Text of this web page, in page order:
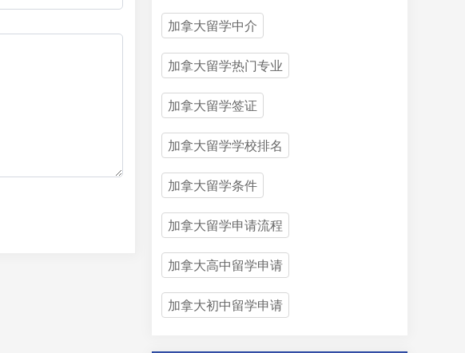
加拿大留学中介
加拿大留学热门专业
加拿大留学签证
加拿大留学学校排名
加拿大留学条件
加拿大留学申请流程
加拿大高中留学申请
加拿大初中留学申请